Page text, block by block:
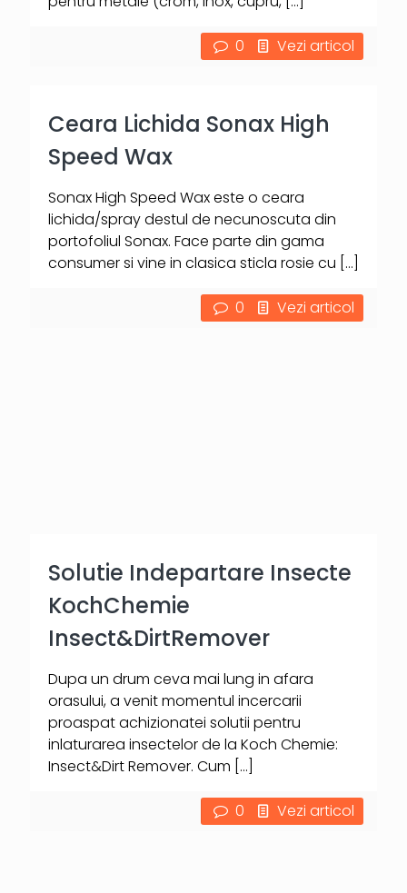
0 Vezi articol
Ceara Lichida Sonax High
Speed Wax
Sonax High Speed Wax este o ceara
lichida/spray destul de necunoscuta din
portofoliul Sonax. Face parte din gama
consumer si vine in clasica sticla rosie cu […]
0 Vezi articol
Solutie Indepartare Insecte
KochChemie
Insect&DirtRemover
Dupa un drum ceva mai lung in afara
orasului, a venit momentul incercarii
proaspat achizionatei solutii pentru
inlaturarea insectelor de la Koch Chemie:
Insect&Dirt Remover. Cum […]
0 Vezi articol